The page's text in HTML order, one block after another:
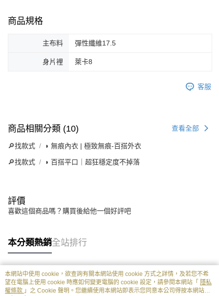
商品規格
主布料 彈性纖維17.5
身片裡 萊卡8
客服
商品相關分類 (10) 查看全部
🔎找款式 ◗ 無痕內衣 | 極致無痕-百搭外衣
🔎找款式 ◗ 百搭平口｜超狂穩定度不掉落
評價
喜歡這個商品嗎？購買後給他一個好評吧
本分類熱銷全站排行
熱門標籤
本網站中使用 cookie，欲查詢有關本網站使用 cookie 方式之詳情，及若您不希
望在電腦上使用 cookie 時應如何變更電腦的 cookie 設定，請參閱本網站「 隱私
權條款 」之 Cookie 聲明。您繼續使用本網站即表示您同意本公司得按本網站使